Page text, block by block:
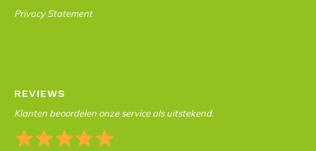
Privacy Statement
REVIEWS
Klanten beoordelen onze service als uitstekend.